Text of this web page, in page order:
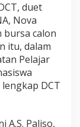
duet
Nova
bursa calon
itu, dalam
Pelajar
DCT
A.S. Paliso,